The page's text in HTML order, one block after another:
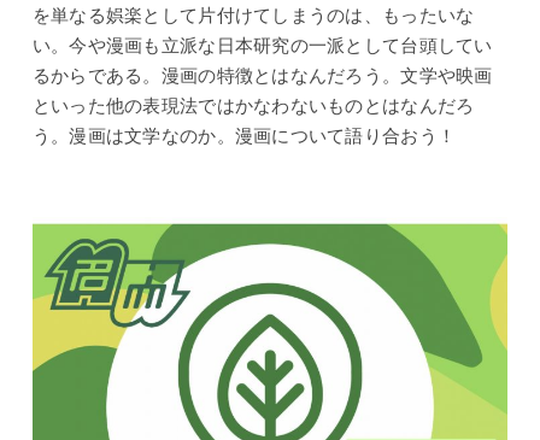
を単なる娯楽として片付けてしまうのは、もったいな
い。今や漫画も立派な日本研究の一派として台頭してい
るからである。漫画の特徴とはなんだろう。文学や映画
といった他の表現法ではかなわないものとはなんだろ
う。漫画は文学なのか。漫画について語り合おう！